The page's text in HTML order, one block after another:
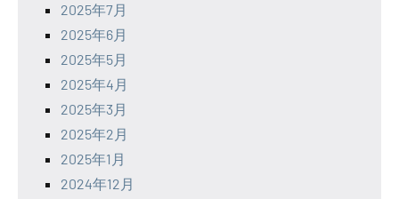
2025年7月
2025年6月
2025年5月
2025年4月
2025年3月
2025年2月
2025年1月
2024年12月